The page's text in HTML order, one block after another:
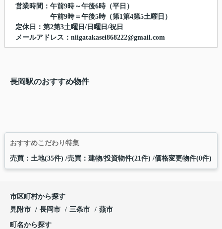
営業時間：午前9時～午後6時（平日）
午前9時＝午後5時（第1第4第5土曜日）
定休日：第2第3土曜日/日曜日/祝日
メールアドレス：niigatakasei868222@gmail.com
長岡駅のおすすめ物件
おすすめこだわり特集
売買：土地(35件) 売買：建物/投資物件(21件) 価格変更物件(0件)
市区町村から探す
見附市
長岡市 三条市 燕市
町名から探す